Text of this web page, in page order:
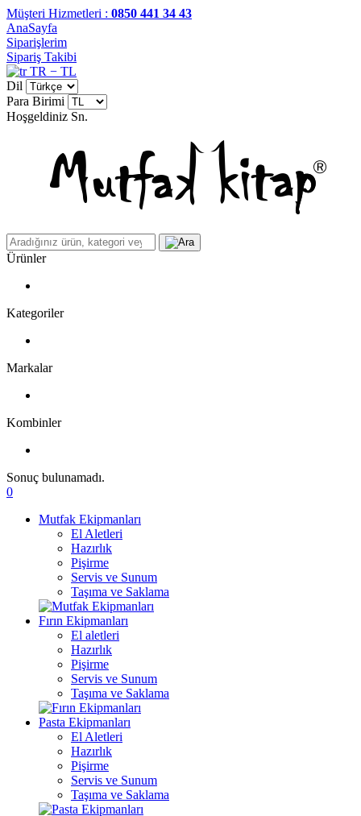
Müşteri Hizmetleri : 0850 441 34 43
AnaSayfa
Siparişlerim
Sipariş Takibi
TR − TL
Dil
Para Birimi
Hoşgeldiniz Sn.
Ürünler
Kategoriler
Markalar
Kombinler
Sonuç bulunamadı.
0
Mutfak Ekipmanları
El Aletleri
Hazırlık
Pişirme
Servis ve Sunum
Taşıma ve Saklama
Fırın Ekipmanları
El aletleri
Hazırlık
Pişirme
Servis ve Sunum
Taşıma ve Saklama
Pasta Ekipmanları
El Aletleri
Hazırlık
Pişirme
Servis ve Sunum
Taşıma ve Saklama